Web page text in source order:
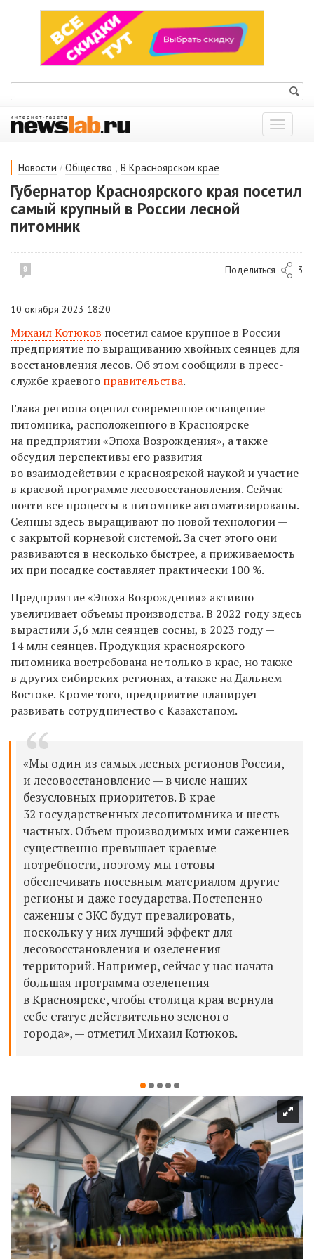
Показать
меню
Новости / Общество , В Красноярском крае
Губернатор Красноярского края посетил
самый крупный в России лесной
питомник
9 Поделиться 3
10 октября 2023 18:20
Михаил Котюков посетил самое крупное в России
предприятие по выращиванию хвойных сеянцев для
восстановления лесов. Об этом сообщили в пресс-
службе краевого правительства.
Глава региона оценил современное оснащение
питомника, расположенного в Красноярске
на предприятии «Эпоха Возрождения», а также
обсудил перспективы его развития
во взаимодействии с красноярской наукой и участие
в краевой программе лесовосстановления. Сейчас
почти все процессы в питомнике автоматизированы.
Сеянцы здесь выращивают по новой технологии —
с закрытой корневой системой. За счет этого они
развиваются в несколько быстрее, а приживаемость
их при посадке составляет практически 100 %.
Предприятие «Эпоха Возрождения» активно
увеличивает объемы производства. В 2022 году здесь
вырастили 5,6 млн сеянцев сосны, в 2023 году —
14 млн сеянцев. Продукция красноярского
питомника востребована не только в крае, но также
в других сибирских регионах, а также на Дальнем
Востоке. Кроме того, предприятие планирует
развивать сотрудничество с Казахстаном.
«Мы один из самых лесных регионов России,
и лесовосстановление — в числе наших
безусловных приоритетов. В крае
32 государственных лесопитомника и шесть
частных. Объем производимых ими саженцев
существенно превышает краевые
потребности, поэтому мы готовы
обеспечивать посевным материалом другие
регионы и даже государства. Постепенно
саженцы с ЗКС будут превалировать,
поскольку у них лучший эффект для
лесовосстановления и озеленения
территорий. Например, сейчас у нас начата
большая программа озеленения
в Красноярске, чтобы столица края вернула
себе статус действительно зеленого
города», — отметил Михаил Котюков.